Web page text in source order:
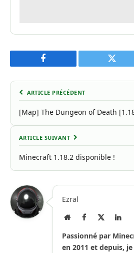
Facebook
ARTICLE PRÉCÉDENT
[Map] The Dungeon of Death
ARTICLE SUIVANT
Minecraft 1.18.2 disponible !
Ezral
Site
Facebook
Passionné par
en 2011 et depuis,